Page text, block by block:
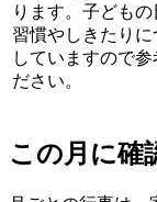
ります。子ども
習慣やしきたり
していますので参
ださい。
この月に確